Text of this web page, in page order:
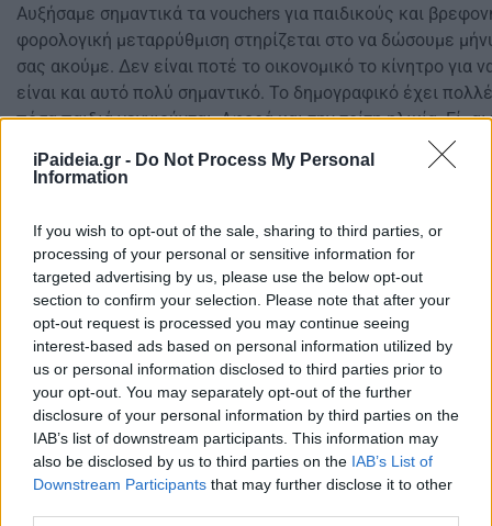
iPaideia.gr - Do Not Process My Personal
Information
If you wish to opt-out of the sale, sharing to third parties, or
processing of your personal or sensitive information for
targeted advertising by us, please use the below opt-out
section to confirm your selection. Please note that after your
opt-out request is processed you may continue seeing
interest-based ads based on personal information utilized by
us or personal information disclosed to third parties prior to
your opt-out. You may separately opt-out of the further
disclosure of your personal information by third parties on the
IAB’s list of downstream participants. This information may
also be disclosed by us to third parties on the IAB’s List of
Downstream Participants that may further disclose it to other
Αυξήσαμε σημαντικά τα vouchers για παιδικούς και
φορολογική μεταρρύθμιση στηρίζεται στο να δώσουμε
σας ακούμε. Δεν είναι ποτέ το οικονομικό το κίνητρο για
είναι και αυτό πολύ σημαντικό. Το δημογραφικό έχει
πόσα παιδιά γεννιούνται. Αφορά και την τρίτη ηλικία.
την ανταπόκριση που είχε η φορολόγηση των
εργάζονται. Μη νομίζει κανείς ότι οποιαδήποτε χώρα
πρέπει να είναι στην πρώτη γραμμή».